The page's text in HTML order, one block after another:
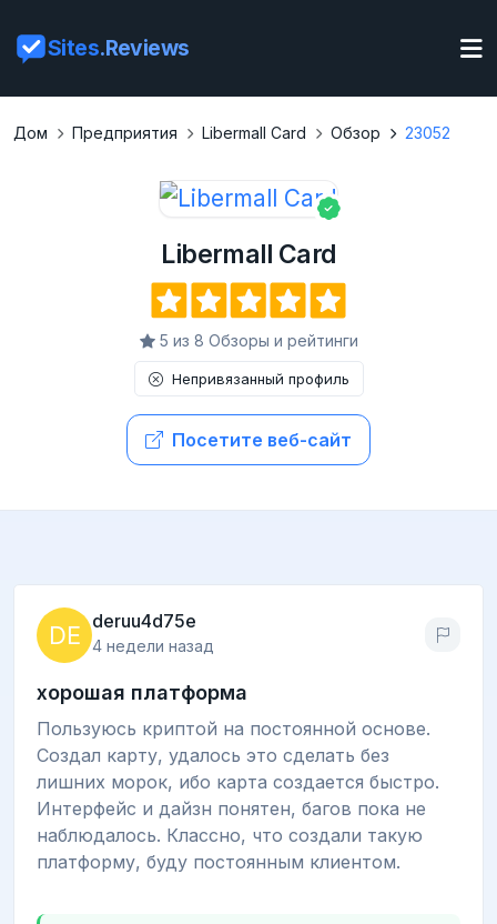
Sites.Reviews
Дом Предприятия Libermall Card Обзор 23052
Libermall Card
5 из 8 Обзоры и рейтинги
Непривязанный профиль
Посетите веб-сайт
deruu4d75e
4 недели назад
хорошая платформа
Пользуюсь криптой на постоянной основе.
Создал карту, удалось это сделать без
лишних морок, ибо карта создается быстро.
Интерфейс и дайзн понятен, багов пока не
наблюдалось. Классно, что создали такую
платформу, буду постоянным клиентом.